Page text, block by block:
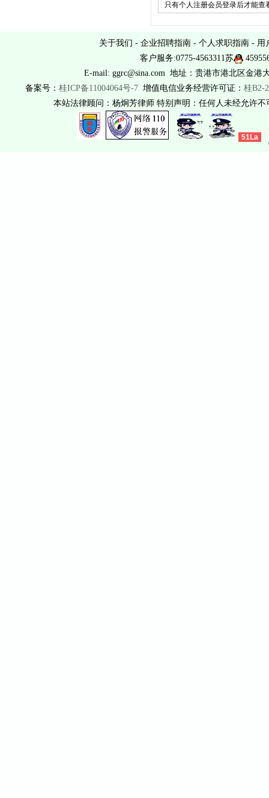
只有个人注册会员登录后才能查
关于我们 - 企业招聘指南 - 个人求职指南 - 用
客户服务:0775-4563311苏
E-mail: ggrc@sina.com 地址：贵港市港北区金港
备案号： 桂ICP备11004064号-7增值电信业务经营许可证： 桂B2-
本站法律顾问：杨炯芳律师 特别声明：任何人未经允许
51La